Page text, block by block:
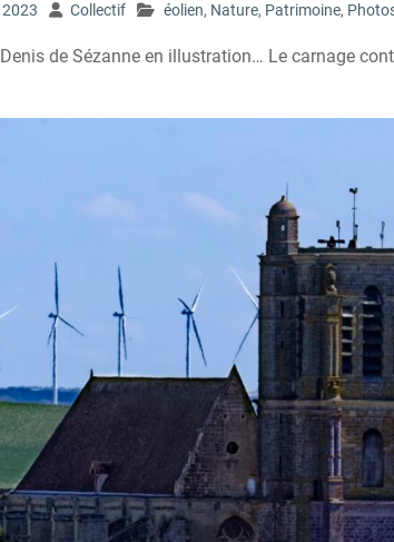
Collectif éolien, Nature, Patrimoine,
Denis de Sézanne en illustration… Le carnage